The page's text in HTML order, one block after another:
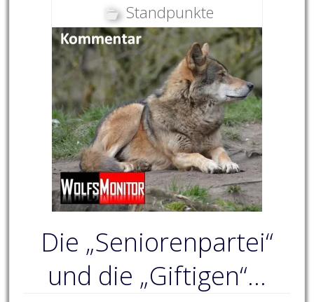
Standpunkte
Die „Seniorenpartei“
und die „Giftigen“…